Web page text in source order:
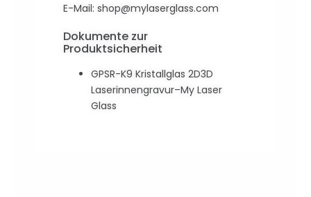
E-Mail: shop@mylaserglass.com
Dokumente zur
Produktsicherheit
GPSR-K9 Kristallglas 2D3D
Laserinnengravur–My Laser
Glass